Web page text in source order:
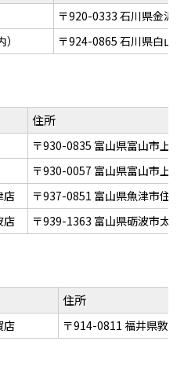
〒920-0333 石川県金沢
〒924-0865 石川県白山
住所
〒930-0835 富山県富山市上
〒930-0057 富山県富山市上
店
〒937-0851 富山県魚津市住
店
〒939-1363 富山県砺波市太
住所
店 〒914-0811 福井県敦